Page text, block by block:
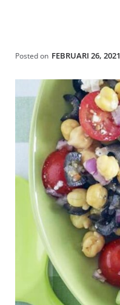
Posted on FEBRUARI 26, 2021